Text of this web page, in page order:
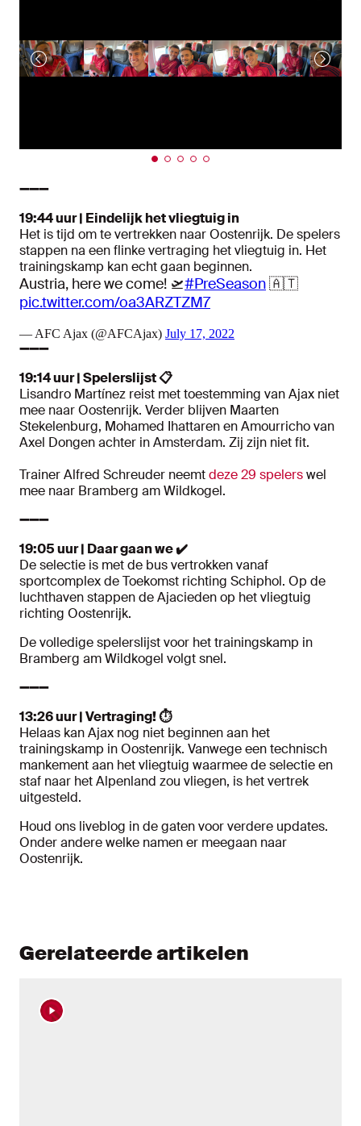
➖➖➖
19:44 uur | Eindelijk het vliegtuig in
Het is tijd om te vertrekken naar Oostenrijk. De spelers
stappen na een flinke vertraging het vliegtuig in. Het
trainingskamp kan echt gaan beginnen.
Austria, here we come! 🛫#PreSeason🇦🇹
pic.twitter.com/oa3ARZTZM7
— AFC Ajax (@AFCAjax) July 17, 2022
➖➖➖
19:14 uur | Spelerslijst📋
Lisandro Martínez reist met toestemming van Ajax niet
mee naar Oostenrijk. Verder blijven Maarten
Stekelenburg, Mohamed Ihattaren en Amourricho van
Axel Dongen achter in Amsterdam. Zij zijn niet fit.
Trainer Alfred Schreuder neemtdeze 29 spelerswel
mee naar Bramberg am Wildkogel.
➖➖➖
19:05 uur | Daar gaan we✔️
De selectie is met de bus vertrokken vanaf
sportcomplex de Toekomst richting Schiphol. Op de
luchthaven stappen de Ajacieden op het vliegtuig
richting Oostenrijk.
De volledige spelerslijst voor het trainingskamp in
Bramberg am Wildkogel volgt snel.
➖➖➖
13:26 uur | Vertraging!⏱️
Helaas kan Ajax nog niet beginnen aan het
trainingskamp in Oostenrijk. Vanwege een technisch
mankement aan het vliegtuig waarmee de selectie en
staf naar het Alpenland zou vliegen, is het vertrek
uitgesteld.
Houd ons liveblog in de gaten voor verdere updates.
Onder andere welke namen er meegaan naar
Oostenrijk.
Gerelateerde artikelen